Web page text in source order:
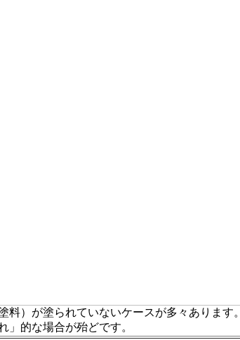
）が塗られていないケースが多々あります。
」的な場合が殆どです。